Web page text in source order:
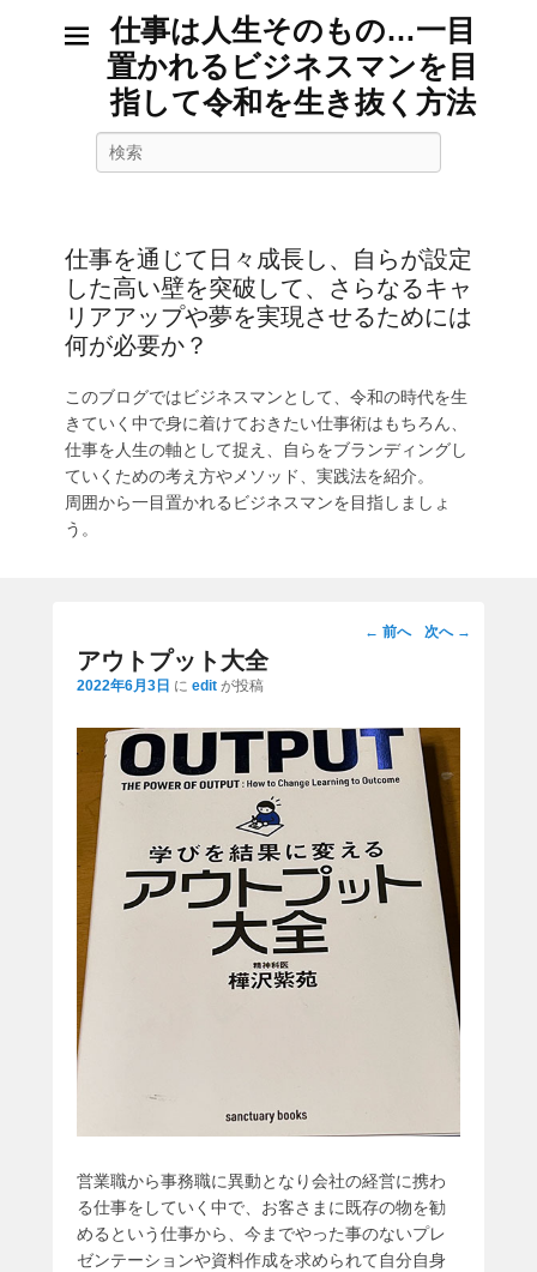
仕事は人生そのもの…一目
置かれるビジネスマンを目
指して令和を生き抜く方法
仕事を通じて日々成長し、自らが設定
した高い壁を突破して、さらなるキャ
リアアップや夢を実現させるためには
何が必要か？
このブログではビジネスマンとして、令和の時代を生
きていく中で身に着けておきたい仕事術はもちろん、
仕事を人生の軸として捉え、自らをブランディングし
ていくための考え方やメソッド、実践法を紹介。
周囲から一目置かれるビジネスマンを目指しましょ
う。
投
ゲ
ー
シ
ン
← 前へ 次へ →
アウトプット大全
2022年6月3日 に edit が投稿
営業職から事務職に異動となり会社の経営に携わ
る仕事をしていく中で、お客さまに既存の物を勧
めるという仕事から、今までやった事のないプレ
ゼンテーションや資料作成を求められて自分自身